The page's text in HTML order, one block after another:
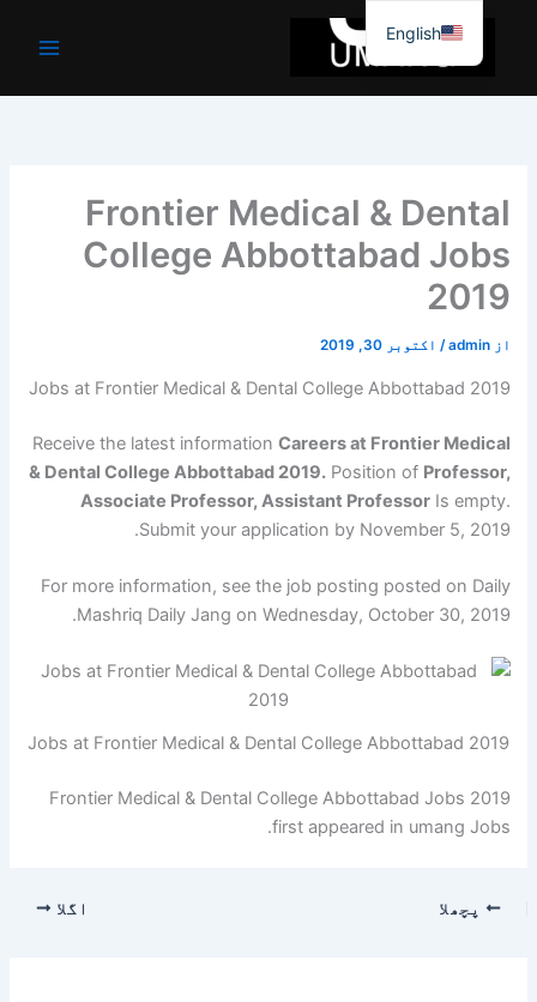
جائیں۔
Frontier Medical & Dental
College Abbottabad Jobs
2019
از admin
/ اکتوبر 30, 2019
Jobs at Frontier Medical & Dental College Abbottabad 2019
Receive the latest information Careers at Frontier Medical
& Dental College Abbottabad 2019.Position of Professor,
Associate Professor, Assistant ProfessorIs empty.
Submit your application by November 5, 2019.
For more information, see the job posting posted on Daily
Mashriq Daily Jang on Wednesday, October 30, 2019.
Jobs at Frontier Medical & Dental College Abbottabad 2019
Frontier Medical & Dental College Abbottabad Jobs 2019
first appeared in umang Jobs.
پچھلا اگلا
English